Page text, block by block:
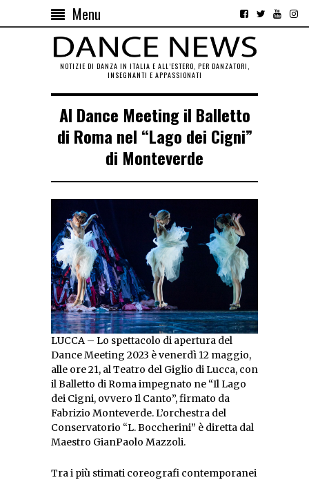
Menu
NOTIZIE DI DANZA IN ITALIA E ALL’ESTERO, PER DANZATORI,
INSEGNANTI E APPASSIONATI
Al Dance Meeting il Balletto
di Roma nel “Lago dei Cigni”
di Monteverde
LUCCA – Lo spettacolo di apertura del
Dance Meeting 2023 è venerdì 12 maggio,
alle ore 21, al Teatro del Giglio di Lucca, con
il Balletto di Roma impegnato ne “Il Lago
dei Cigni, ovvero Il Canto”, firmato da
Fabrizio Monteverde. L’orchestra del
Conservatorio “L. Boccherini” è diretta dal
Maestro GianPaolo Mazzoli.
Tra i più stimati coreografi contemporanei